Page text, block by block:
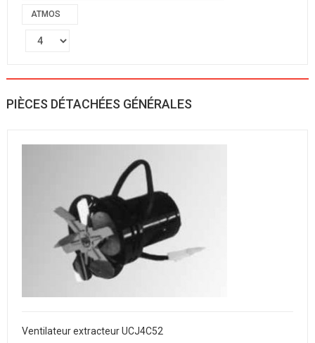
ATMOS
PIÈCES DÉTACHÉES GÉNÉRALES
Ventilateur extracteur UCJ4C52